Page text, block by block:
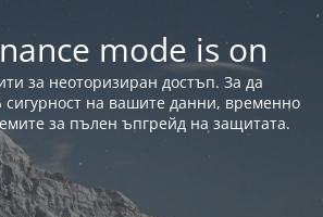
mode is on
за неоторизиран достъп. За да
сигурност на вашите данни, временно
за пълен ъпгрейд на защитата.